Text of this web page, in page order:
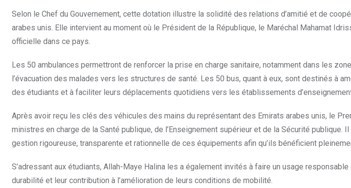
Selon le Chef du Gouvernement, cette dotation illustre la solidité des relations d’amitié et de
arabes unis. Elle intervient au moment où le Président de la République, le Maréchal Mahamat
officielle dans ce pays.
Les 50 ambulances permettront de renforcer la prise en charge sanitaire, notamment dans les
l’évacuation des malades vers les structures de santé. Les 50 bus, quant à eux, sont destinés à
des étudiants et à faciliter leurs déplacements quotidiens vers les établissements
Après avoir reçu les clés des véhicules des mains du représentant des Emirats arabes unis, le
ministres en charge de la Santé publique, de l’Enseignement supérieur et de la Sécurité publique. Il
gestion rigoureuse, transparente et rationnelle de ces équipements afin qu’ils bénéficient
S’adressant aux étudiants, Allah-Maye Halina les a également invités à faire un usage
durabilité et leur contribution à l’amélioration de leurs conditions de mobilité.